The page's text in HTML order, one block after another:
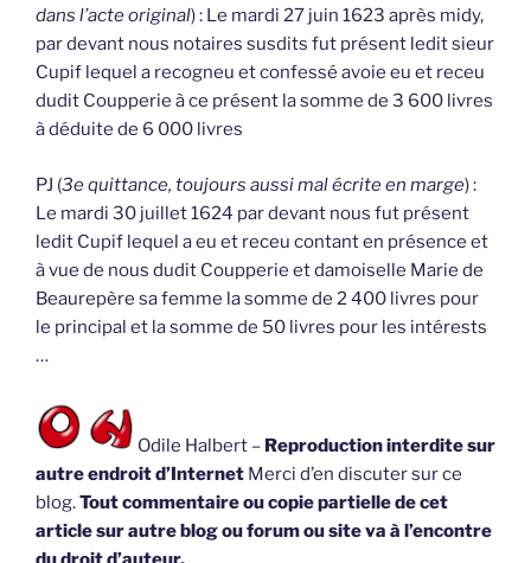
dans l’acte original) : Le mardi 27 juin 1623 après midy,
par devant nous notaires susdits fut présent ledit sieur
Cupif lequel a recogneu et confessé avoie eu et receu
dudit Coupperie à ce présent la somme de 3 600 livres
à déduite de 6 000 livres
PJ (3e quittance, toujours aussi mal écrite en marge) :
Le mardi 30 juillet 1624 par devant nous fut présent
ledit Cupif lequel a eu et receu contant en présence et
à vue de nous dudit Coupperie et damoiselle Marie de
Beaurepère sa femme la somme de 2 400 livres pour
le principal et la somme de 50 livres pour les intérests
…
Odile Halbert – Reproduction interdite sur
autre endroit d’Internet Merci d’en discuter sur ce
blog.Tout commentaire ou copie partielle de cet
article sur autre blog ou forum ou site va à l’encontre